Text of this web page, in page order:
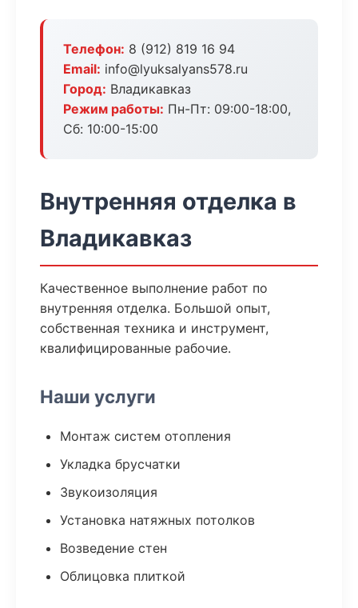
Телефон: 8 (912) 819 16 94
Email: info@lyuksalyans578.ru
Город: Владикавказ
Режим работы: Пн-Пт: 09:00-18:00,
Сб: 10:00-15:00
Внутренняя отделка в
Владикавказ
Качественное выполнение работ по
внутренняя отделка. Большой опыт,
собственная техника и инструмент,
квалифицированные рабочие.
Наши услуги
Монтаж систем отопления
Укладка брусчатки
Звукоизоляция
Установка натяжных потолков
Возведение стен
Облицовка плиткой